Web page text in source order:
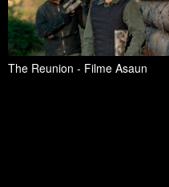
The Reunion - Filme Asaun